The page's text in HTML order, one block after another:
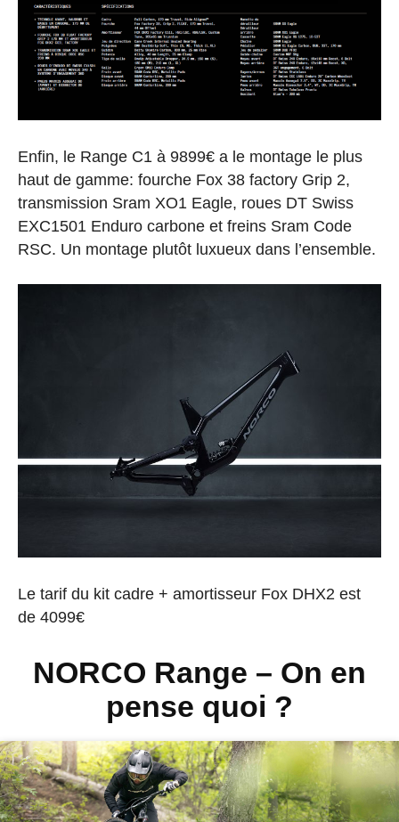
Enfin, le Range C1 à 9899€ a le montage le plus
haut de gamme: fourche Fox 38 factory Grip 2,
transmission Sram XO1 Eagle, roues DT Swiss
EXC1501 Enduro carbone et freins Sram Code
RSC. Un montage plutôt luxueux dans l’ensemble.
Le tarif du kit cadre + amortisseur Fox DHX2 est
de 4099€
NORCO Range – On en
pense quoi ?